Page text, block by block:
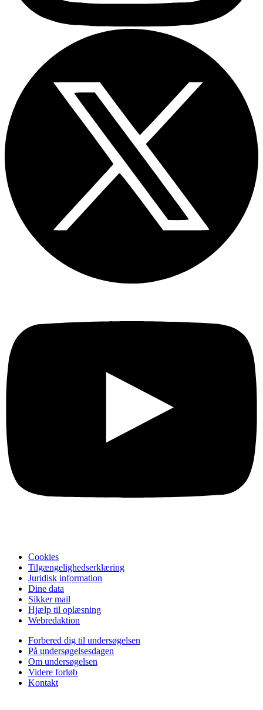
Cookies
Tilgængelighedserklæring
Juridisk information
Dine data
Sikker mail
Hjælp til oplæsning
Webredaktion
Forbered dig til undersøgelsen
På undersøgelsesdagen
Om undersøgelsen
Videre forløb
Kontakt